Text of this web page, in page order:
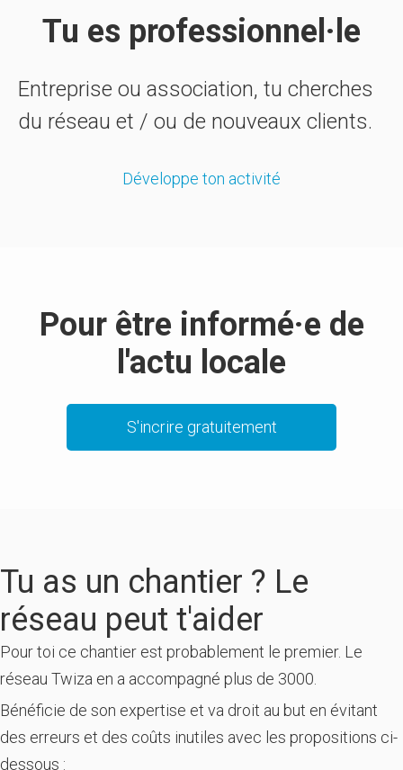
Tu es professionnel·le
Entreprise ou association, tu cherches
du réseau et / ou de nouveaux clients.
Développe ton activité
Pour être informé·e de
l'actu locale
S'incrire gratuitement
Tu as un chantier ? Le
réseau peut t'aider
Pour toi ce chantier est probablement le premier. Le
réseau Twiza en a accompagné plus de 3000.
Bénéficie de son expertise et va droit au but en évitant
des erreurs et des coûts inutiles avec les propositions ci-
dessous :